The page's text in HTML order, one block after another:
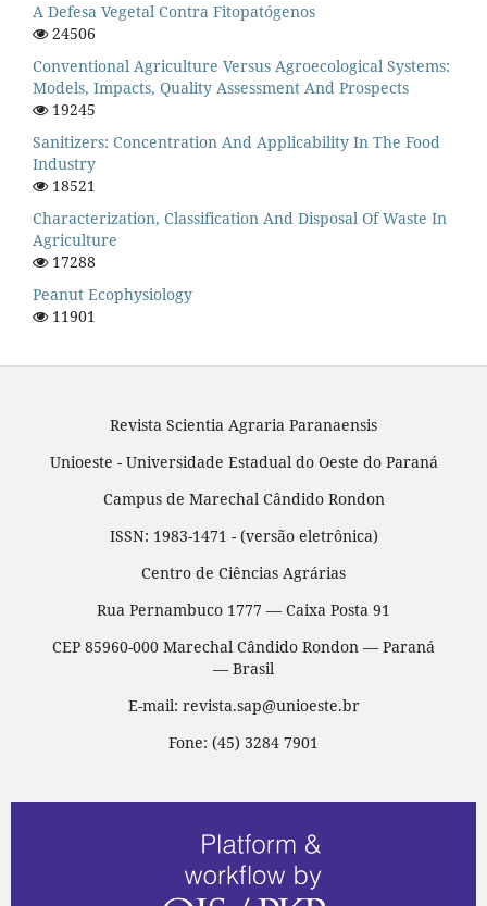
A Defesa Vegetal Contra Fitopatógenos
24506
Conventional Agriculture Versus Agroecological Systems:
Models, Impacts, Quality Assessment And Prospects
19245
Sanitizers: Concentration And Applicability In The Food
Industry
18521
Characterization, Classification And Disposal Of Waste In
Agriculture
17288
Peanut Ecophysiology
11901
Revista Scientia Agraria Paranaensis
Unioeste - Universidade Estadual do Oeste do Paraná
Campus de Marechal Cândido Rondon
ISSN: 1983-1471 - (versão eletrônica)
Centro de Ciências Agrárias
Rua Pernambuco 1777 — Caixa Posta 91
CEP 85960-000 Marechal Cândido Rondon — Paraná
— Brasil
E-mail: revista.sap@unioeste.br
Fone: (45) 3284 7901